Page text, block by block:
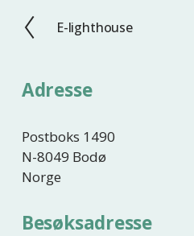
F
r
g
e
E-lighthouse
Adresse
Postboks 1490
N-8049 Bodø
Norge
Besøksadresse